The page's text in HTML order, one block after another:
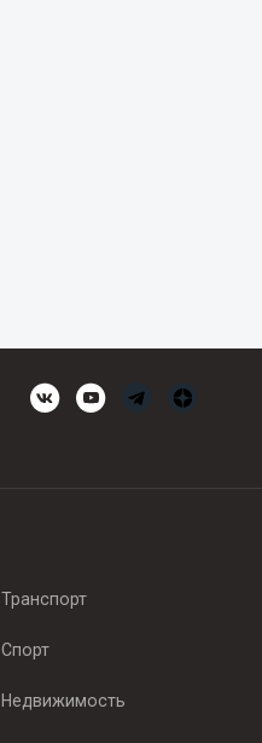
Транспорт
Спорт
Недвижимость